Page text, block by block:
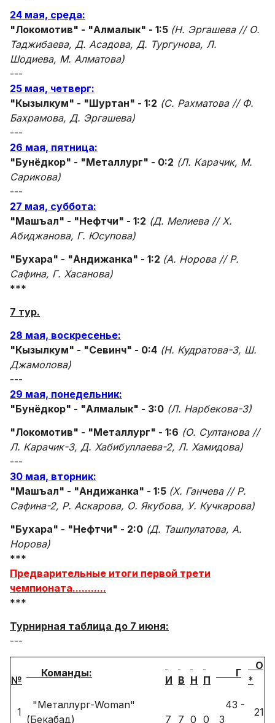
24 мая, среда:
"Локомотив" - "Алмалык" - 1:5 (Н. Эргашева // О.
Таджибаева, Д. Асадова, Д. Тургунова, Л.
Шодиева, М. Алматова)
---
25 мая, четверг:
"Кызылкум" - "Шуртан" - 1:2 (С. Рахматова // Ф.
Бахрамова, Д. Эргашева)
---
26 мая, пятница:
"Бунёдкор" - "Металлург" - 0:2 (Л. Карачик, М.
Сарикова)
---
27 мая, суббота:
"Машъал" - "Нефтчи" - 1:2 (Д. Мелиева // Х.
Абиджанова, Г. Юсупова)
"Бухара" - "Андижанка" - 1:2 (А. Норова // Р.
Сафина, Г. Хасанова)
***
7 тур.
28 мая, воскресенье:
"Кызылкум" - "Севинч" - 0:4 (Н. Кудратова-3, Ш.
Джамолова)
---
29 мая, понедельник:
"Бунёдкор" - "Алмалык" - 3:0 (Л. Нарбекова-3)
"Локомотив" - "Металлург" - 1:6 (О. Султанова //
Л. Карачик-3, Д. Хабибуллаева-2, Л. Хамидова)
---
30 мая, вторник:
"Машъал" - "Андижанка" - 1:5 (Х. Ганчева // Р.
Сафина-2, Р. Аскарова, О. Якубова, У. Кучкарова)
"Бухара" - "Нефтчи" - 2:0 (Д. Ташпулатова, А.
Норова)
***
Предварительные итоги первой трети
чемпионата...........
***
Турнирная таблица до 7 июня:
---
№
Команды:
И В Н П
Г
О
*
1
"Металлург-Woman"
(Бекабад)
7 7 0 0
43 -
3
21